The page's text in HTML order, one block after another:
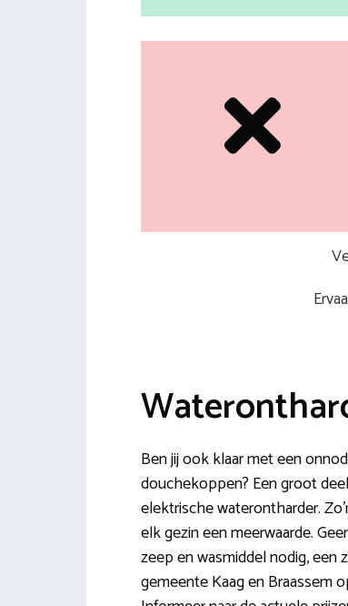
Ben jij ook klaar met een
douchekoppen? Een groot
elektrische waterontharder.
elk gezin een meerwaarde.
zeep en wasmiddel nodig,
gemeente Kaag en Braassem